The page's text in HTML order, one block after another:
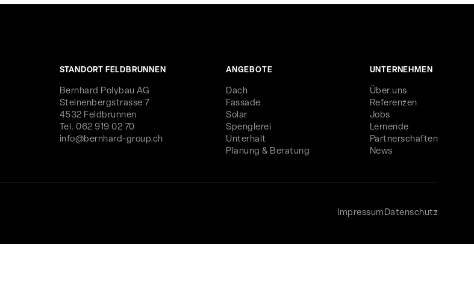
STANDORT FELDBRUNNEN
Bernhard Polybau AG
Steinenbergstrasse 7
4532 Feldbrunnen
Tel. 062 919 02 70
info@bernhard-group.ch
ANGEBOTE
Dach
Fassade
Solar
Spenglerei
Unterhalt
Planung & Beratung
UNTERNEHMEN
Über uns
Referenzen
Jobs
Lernende
Partnerschaften
News
Impressum Datenschutz